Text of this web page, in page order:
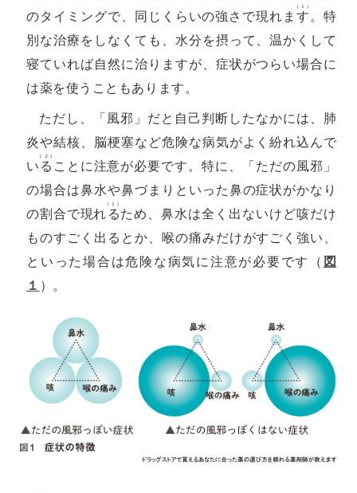
のタイミングで、同じくらいの強さで現れます
(１)
。特
別な治療をしなくても、水分を摂って、温かくして
寝ていれば自然に治りますが、症状がつらい場合に
は薬を使うこともあります。
ただし、「風邪」だと自己判断したなかには、肺
炎や結核、脳梗塞など危険な病気がよく紛れ込んで
い る
(２)
ことに注意が必要です。特に、「ただの風邪」
の場合は鼻水や鼻づまりといった鼻の症状がかなり
の割合で現れ る
(１)
ため、鼻水は全く出ないけど咳だけ
ものすごく出るとか、喉の痛みだけがすごく強い、
といった場合は危険な病気に注意が必要です（ 図
１ ）。